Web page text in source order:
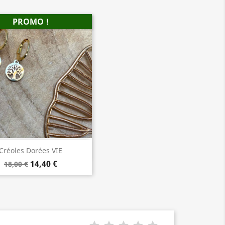
Créoles Dorées VIE
18,00 € 14,40 €
PROMO !
Aperçu rapide